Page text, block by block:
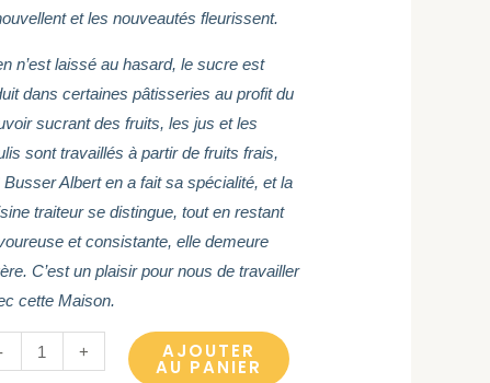
et les nouveautés fleurissent.
n’est laissé au hasard, le sucre est
dans certaines pâtisseries au profit du
sucrant des fruits, les jus et les
sont travaillés à partir de fruits frais,
Busser Albert en a fait sa spécialité, et la
traiteur se distingue, tout en restant
et consistante, elle demeure
C’est un plaisir pour nous de travailler
cette Maison.
+ AJOUTER
AU PANIER